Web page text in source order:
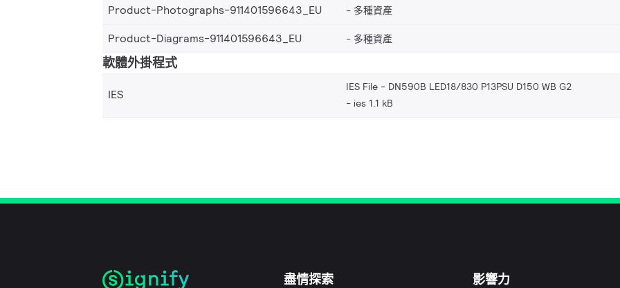
Product-Photographs-911401596643_EU 多種資產
Product-Diagrams-911401596643_EU 多種資產
軟體外掛程式
IES
IES File - DN590B LED18/830 P13PSU D150 WB G2
ies 1.1 kB
盡情探索 影響力